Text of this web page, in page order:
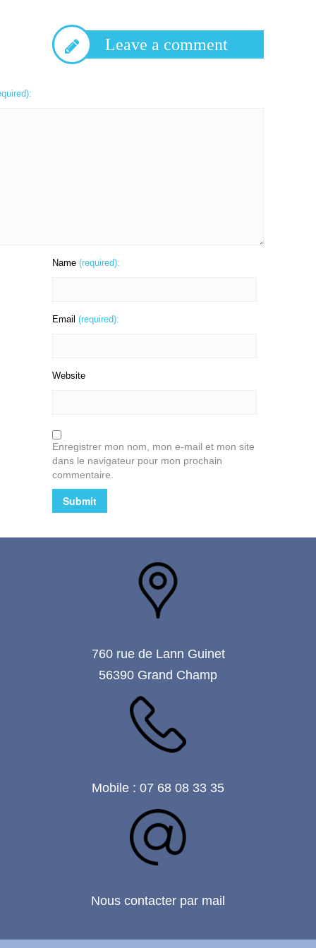
Leave a comment
Name (required):
Email (required):
Website
Enregistrer mon nom, mon e-mail et mon site
dans le navigateur pour mon prochain
commentaire.
760 rue de Lann Guinet
56390 Grand Champ
Mobile : 07 68 08 33 35
Nous contacter par mail